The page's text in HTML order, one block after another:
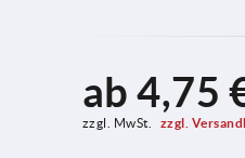
ab4,75
zzgl. MwSt. zzgl.